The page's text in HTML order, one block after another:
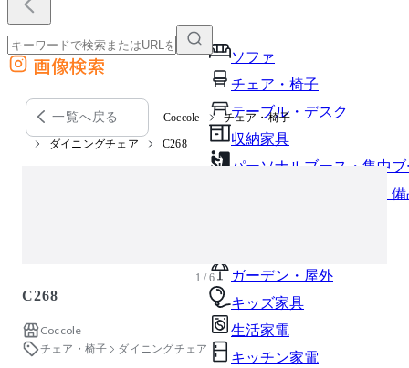
ソファ
チェア・椅子
テーブル・デスク
収納家具
パーソナルブース・集中
オフィスアクセサリー・
ガーデン・屋外
キッズ家具
生活家電
キッチン家電
外部サイトの商品をカートに追加
他のサイトで見つけた商品ページのURLを貼り付けて、カートに追加できます
画像検索
一覧へ戻る Coccole チェア・椅子
ダイニングチェア C268
1 / 6
C268
Coccole
チェア・椅子
ダイニングチェア